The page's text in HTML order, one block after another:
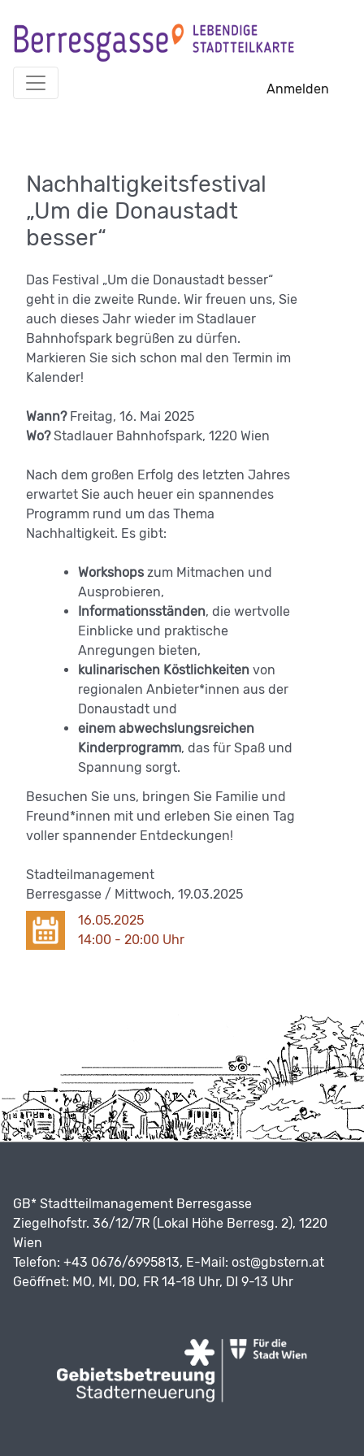
content
Anmelden
Nachhaltigkeitsfestival
„Um die Donaustadt
besser“
Das Festival „Um die Donaustadt besser“
geht in die zweite Runde. Wir freuen uns, Sie
auch dieses Jahr wieder im Stadlauer
Bahnhofspark begrüßen zu dürfen.
Markieren Sie sich schon mal den Termin im
Kalender!
Wann?Freitag, 16. Mai 2025
Wo?Stadlauer Bahnhofspark, 1220 Wien
Nach dem großen Erfolg des letzten Jahres
erwartet Sie auch heuer ein spannendes
Programm rund um das Thema
Nachhaltigkeit. Es gibt:
Workshops zum Mitmachen und
Ausprobieren,
Informationsständen, die wertvolle
Einblicke und praktische
Anregungen bieten,
kulinarischen Köstlichkeiten von
regionalen Anbieter*innen aus der
Donaustadt und
einem abwechslungsreichen
Kinderprogramm, das für Spaß und
Spannung sorgt.
Besuchen Sie uns, bringen Sie Familie und
Freund*innen mit und erleben Sie einen Tag
voller spannender Entdeckungen!
Stadteilmanagement
Berresgasse / Mittwoch, 19.03.2025
16.05.2025
14:00 - 20:00 Uhr
GB* Stadtteilmanagement Berresgasse
Ziegelhofstr. 36/12/7R (Lokal Höhe Berresg. 2), 1220
Wien
Telefon: +43 0676/6995813, E-Mail: ost@gbstern.at
Geöffnet: MO, MI, DO, FR 14-18 Uhr, DI 9-13 Uhr